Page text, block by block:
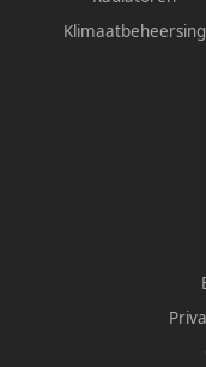
Klimaatbeheersing